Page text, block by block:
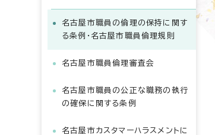
名古屋市職員の倫理の保持に関す
る条例・名古屋市職員倫理規則
名古屋市職員倫理審査会
名古屋市職員の公正な職務の執行
の確保に関する条例
名古屋市カスタマーハラスメントに